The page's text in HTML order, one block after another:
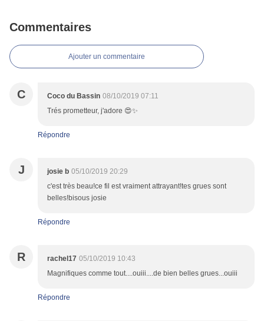
Commentaires
Ajouter un commentaire
C Coco du Bassin 08/10/2019 07:11
Trés prometteur, j'adore 😍✨
Répondre
J josie b 05/10/2019 20:29
c'est très beau!ce fil est vraiment attrayant!tes grues sont
belles!bisous josie
Répondre
R rachel17 05/10/2019 10:43
Magnifiques comme tout....ouiii....de bien belles grues...ouiii
Répondre